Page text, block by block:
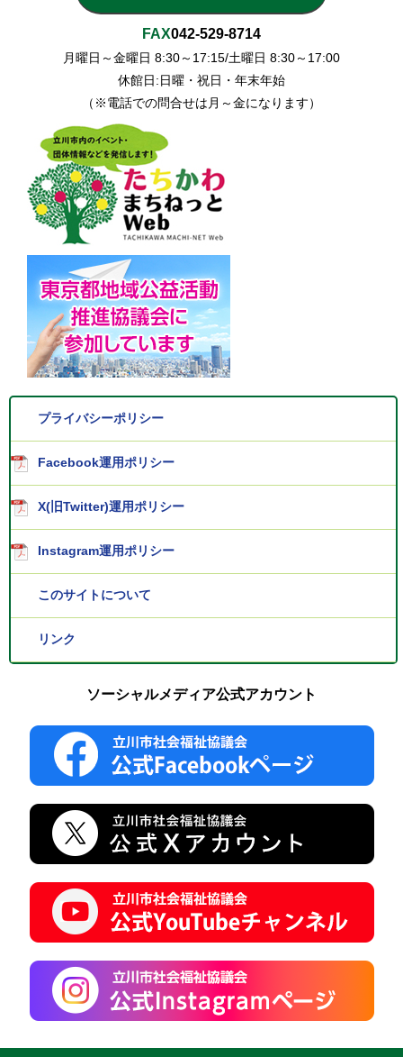
FAX042-529-8714
月曜日～金曜日 8:30～17:15/土曜日 8:30～17:00
休館日:日曜・祝日・年末年始
（※電話での問合せは月～金になります）
プライバシーポリシー
Facebook運用ポリシー
X(旧Twitter)運用ポリシー
Instagram運用ポリシー
このサイトについて
リンク
ソーシャルメディア公式アカウント